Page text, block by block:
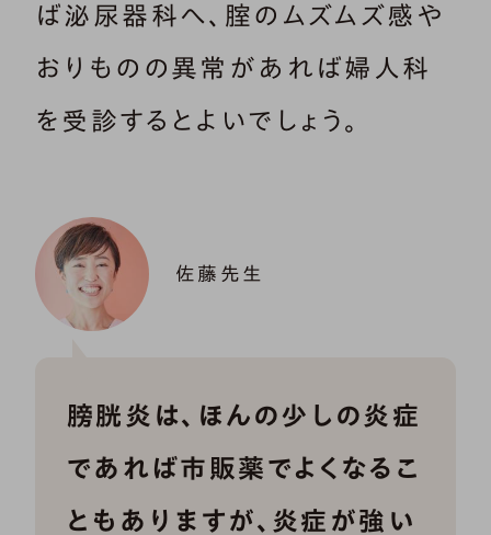
ば泌尿器科へ、腟のムズムズ感や
おりものの異常があれば婦人科
を受診するとよいでしょう。
佐藤先生
膀胱炎は、ほんの少しの炎症
であれば市販薬でよくなるこ
ともありますが、炎症が強い